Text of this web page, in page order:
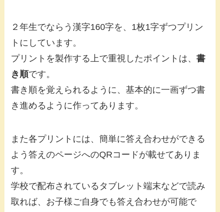
２年生でならう漢字160字を、1枚1字ずつプリン
トにしています。
プリントを製作する上で重視したポイントは、書
き順です。
書き順を覚えられるように、基本的に一画ずつ書
き進めるように作ってあります。
また各プリントには、簡単に答え合わせができる
よう答えのページへのQRコードが載せてありま
す。
学校で配布されているタブレット端末などで読み
取れば、お子様ご自身でも答え合わせが可能で